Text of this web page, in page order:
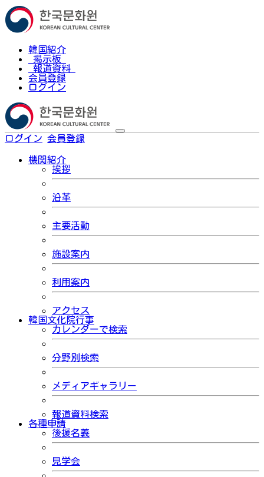
韓国紹介
掲示板
報道資料
会員登録
ログイン
ログイン 会員登録
機関紹介
挨拶
沿革
主要活動
施設案内
利用案内
アクセス
韓国文化院行事
カレンダーで検索
分野別検索
メディアギャラリー
報道資料検索
各種申請
後援名義
見学会